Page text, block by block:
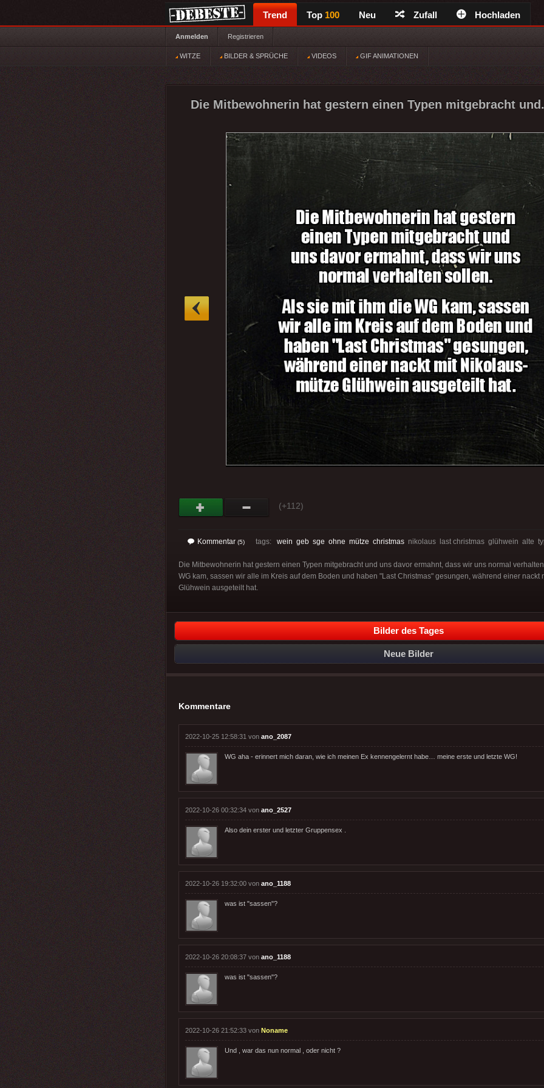
Trend Top 100 Neu Zufall Hochladen
Anmelden Registrieren
WITZE BILDER & SPRÜCHE VIDEOS GIF ANIMATIONEN
Die Mitbewohnerin hat gestern einen Typen mitgebracht
(+112)
Kommentar (5) tags: wein geb sge ohne mütze christmas nikolaus last christmas glühwein alte
Die Mitbewohnerin hat gestern einen Typen mitgebracht und uns davor ermahnt, dass wir uns normal
WG kam, sassen wir alle im Kreis auf dem Boden und haben "Last Christmas" gesungen, während einer nackt
Glühwein ausgeteilt hat.
Bilder des Tages
Neue Bilder
Kommentare
2022-10-25 12:58:31 von ano_2087
WG aha - erinnert mich daran, wie ich meinen Ex kennengelernt habe… meine erste und letzte WG!
2022-10-26 00:32:34 von ano_2527
Also dein erster und letzter Gruppensex .
2022-10-26 19:32:00 von ano_1188
was ist "sassen"?
2022-10-26 20:08:37 von ano_1188
was ist "sassen"?
2022-10-26 21:52:33 von Noname
Und , war das nun normal , oder nicht ?